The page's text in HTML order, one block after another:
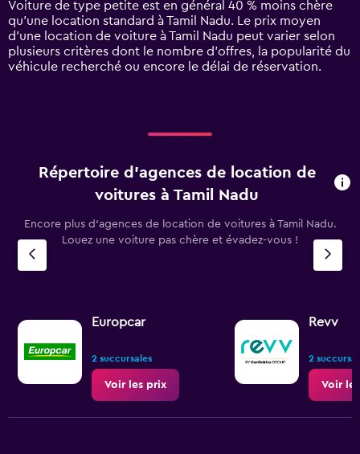
Y
axis
displaying
values.
Range:
Voiture de type petite est en général 40 % moins chère
qu'une location standard à Tamil Nadu. Le prix moyen
d’une location de voiture à Tamil Nadu peut varier selon
plusieurs critères dont le nombre d’offres, la popularité du
véhicule recherché ou encore le délai de réservation.
Répertoire d’agences de location de
voitures à Tamil Nadu
Encore plus d’agences de location de voitures à Tamil Nadu.
Louez une voiture pas chère et évadez-vous !
Europcar
2 succursales
Voir les prix
Revv
2
Voir